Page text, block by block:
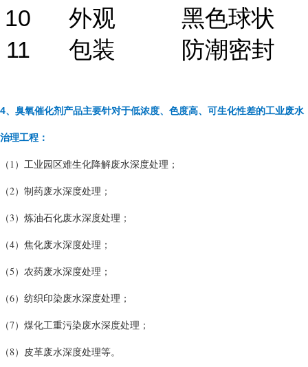
10
外观
黑色球状
11
包装 防潮密封
4、臭氧催化剂产品主要针对于低浓度、色度高、可生化性差的工业废水
治理工程：
（1）工业园区难生化降解废水深度处理；
（2）制药废水深度处理；
（3）炼油石化废水深度处理；
（4）焦化废水深度处理；
（5）农药废水深度处理；
（6）纺织印染废水深度处理；
（7）煤化工重污染废水深度处理；
（8）皮革废水深度处理等。